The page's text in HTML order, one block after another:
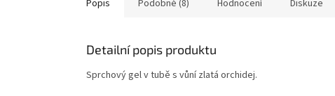
Popis Podobné (8) Hodnocení Diskuze
Detailní popis produktu
Sprchový gel v tubě s vůní zlatá orchidej.